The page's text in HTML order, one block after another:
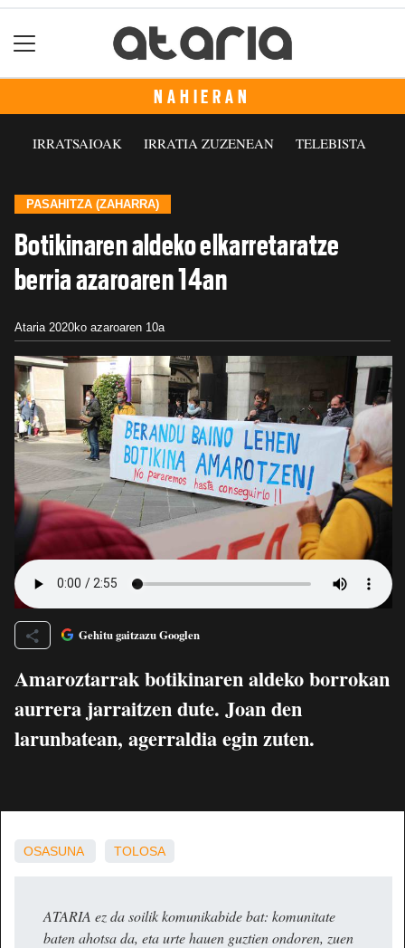
NAHIERAN
IRRATSAIOAK IRRATIA ZUZENEAN TELEBISTA
PASAHITZA (ZAHARRA)
Botikinaren aldeko elkarretaratze
berria azaroaren 14an
Ataria 2020ko azaroaren 10a
Gehitu gaitzazu Googlen
Amaroztarrak botikinaren aldeko borrokan
aurrera jarraitzen dute. Joan den
larunbatean, agerraldia egin zuten.
OSASUNA TOLOSA
ATARIA ez da soilik komunikabide bat: komunitate
baten ahotsa da, eta urte hauen guztien ondoren, zuen